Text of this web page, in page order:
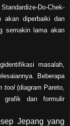
Do-Chek-
akan diperbaiki dan
semakin lama akan
masalah,
Beberapa
tool(diagram Pareto,
grafik dan formulir
Jepang yang